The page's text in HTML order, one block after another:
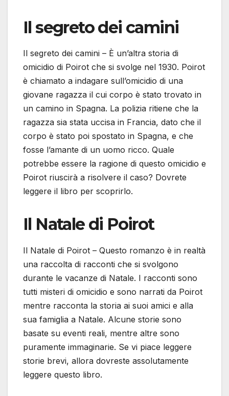
Il segreto dei camini
Il segreto dei camini – È un’altra storia di
omicidio di Poirot che si svolge nel 1930. Poirot
è chiamato a indagare sull’omicidio di una
giovane ragazza il cui corpo è stato trovato in
un camino in Spagna. La polizia ritiene che la
ragazza sia stata uccisa in Francia, dato che il
corpo è stato poi spostato in Spagna, e che
fosse l’amante di un uomo ricco. Quale
potrebbe essere la ragione di questo omicidio e
Poirot riuscirà a risolvere il caso? Dovrete
leggere il libro per scoprirlo.
Il Natale di Poirot
Il Natale di Poirot – Questo romanzo è in realtà
una raccolta di racconti che si svolgono
durante le vacanze di Natale. I racconti sono
tutti misteri di omicidio e sono narrati da Poirot
mentre racconta la storia ai suoi amici e alla
sua famiglia a Natale. Alcune storie sono
basate su eventi reali, mentre altre sono
puramente immaginarie. Se vi piace leggere
storie brevi, allora dovreste assolutamente
leggere questo libro.